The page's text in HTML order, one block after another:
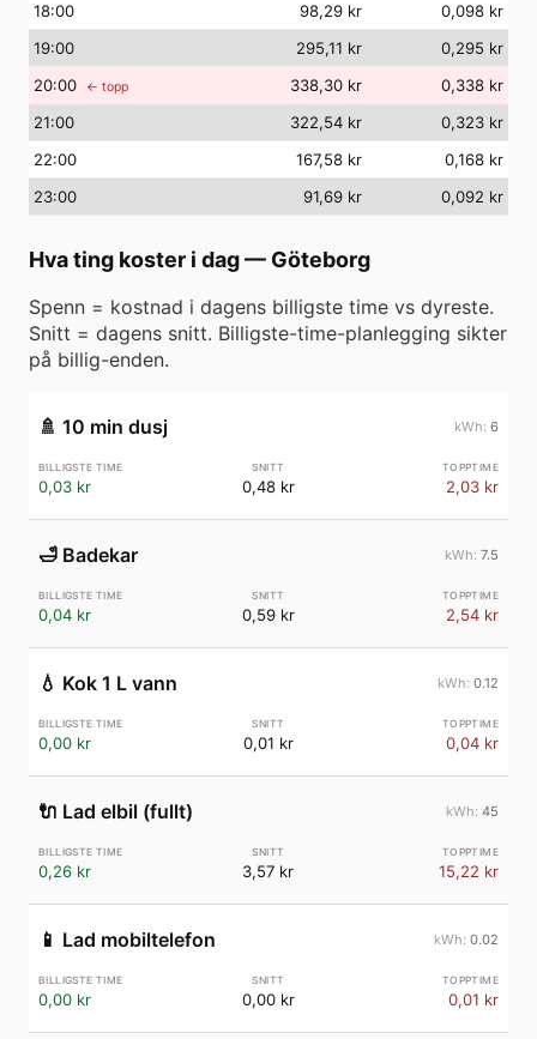
18:00 98,29 kr
0,098 kr
19:00 295,11 kr
0,295 kr
20:00 ← topp 338,30 kr
0,338 kr
21:00 322,54 kr
0,323 kr
22:00 167,58 kr
0,168 kr
23:00 91,69 kr 0,092 kr
Hva ting koster i dag— Göteborg
Spenn = kostnad i dagens billigste time vs dyreste.
Snitt = dagens snitt. Billigste-time-planlegging sikter
på billig-enden.
🚿 10 min dusj 6
0,03 kr 0,48 kr 2,03 kr
🛁 Badekar 7.5
0,04 kr 0,59 kr 2,54 kr
💧 Kok 1 L vann 0.12
0,00 kr 0,01 kr 0,04 kr
🔌 Lad elbil (fullt) 45
0,26 kr 3,57 kr 15,22 kr
📱 Lad mobiltelefon 0.02
0,00 kr 0,00 kr 0,01 kr